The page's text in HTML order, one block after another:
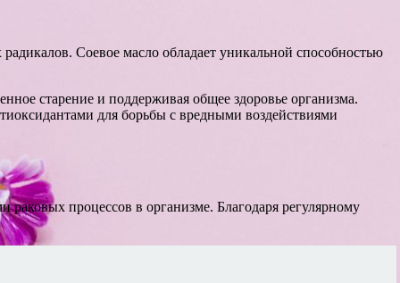
Соевое масло обладает уникальной способностью
старение и поддерживая общее здоровье организма.
для борьбы с вредными воздействиями
процессов в организме. Благодаря регулярному